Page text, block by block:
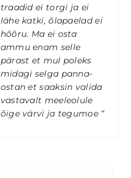
traadid ei torgi ja ei
lähe katki, õlapaelad ei
hõõru. Ma ei osta
ammu enam selle
pärast et mul poleks
midagi selga panna-
ostan et saaksin valida
vastavalt meeleolule
õige värvi ja tegumoe “